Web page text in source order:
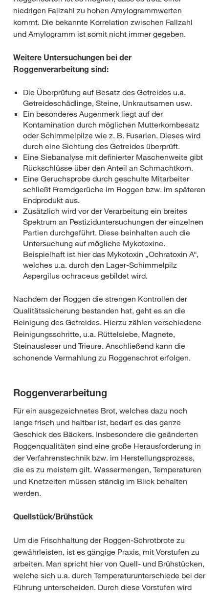
niedrigen Fallzahl zu hohen Amylogrammwerten
kommt. Die bekannte Korrelation zwischen Fallzahl
und Amylogramm ist somit nicht immer gegeben.
Weitere Untersuchungen bei der
Roggenverarbeitung sind:
Die Überprüfung auf Besatz des Getreides u.a.
Getreideschädlinge, Steine, Unkrautsamen usw.
Ein besonderes Augenmerk liegt auf der
Kontamination durch möglichen Mutterkornbesatz
oder Schimmelpilze wie z. B. Fusarien. Dieses wird
durch eine Sichtung des Getreides überprüft.
Eine Siebanalyse mit definierter Maschenweite gibt
Rückschlüsse über den Anteil an Schmachtkorn.
Eine Geruchsprobe durch geschulte Mitarbeiter
schließt Fremdgerüche im Roggen bzw. im späteren
Endprodukt aus.
Zusätzlich wird vor der Verarbeitung ein breites
Spektrum an Pestiziduntersuchungen der einzelnen
Partien durchgeführt. Diese beinhalten auch die
Untersuchung auf mögliche Mykotoxine.
Beispielhaft ist hier das Mykotoxin „Ochratoxin A“,
welches u.a. durch den Lager-Schimmelpilz
Aspergilus ochraceus gebildet wird.
Nachdem der Roggen die strengen Kontrollen der
Qualitätssicherung bestanden hat, geht es an die
Reinigung des Getreides. Hierzu zählen verschiedene
Reinigungsschritte, u.a. Rüttelsiebe, Magnete,
Steinausleser und Trieure. Anschließend kann die
schonende Vermahlung zu Roggenschrot erfolgen.
Roggenverarbeitung
Für ein ausgezeichnetes Brot, welches dazu noch
lange frisch und haltbar ist, bedarf es das ganze
Geschick des Bäckers. Insbesondere die geänderten
Roggenqualitäten sind eine große Herausforderung in
der Verfahrenstechnik bzw. im Herstellungsprozess,
die es zu meistern gilt. Wassermengen, Temperaturen
und Knetzeiten müssen ständig im Blick behalten
werden.
Quellstück/Brühstück
Um die Frischhaltung der Roggen-Schrotbrote zu
gewährleisten, ist es gängige Praxis, mit Vorstufen zu
arbeiten. Man spricht hier von Quell- und Brühstücken,
welche sich u.a. durch Temperaturunterschiede bei der
Führung unterscheiden. Durch diese Vorstufen wird